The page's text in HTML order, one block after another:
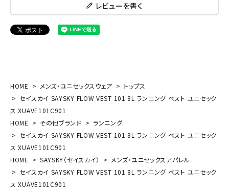
レビューを書く
HOME メンズ・ユニセックスウェア
トップス
セイスカイ SAYSKY FLOW VEST 101 8L ランニング ベスト ユニセック
ス XUAVE101C901
HOME
その他ブランド
ランニング
セイスカイ SAYSKY FLOW VEST 101 8L ランニング ベスト ユニセック
ス XUAVE101C901
HOME
SAYSKY（セイスカイ）
メンズ・ユニセックスアパレル
セイスカイ SAYSKY FLOW VEST 101 8L ランニング ベスト ユニセック
ス XUAVE101C901